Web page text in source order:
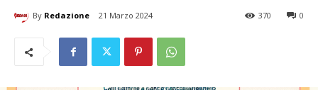
By Redazione 21 Marzo 2024 0
370